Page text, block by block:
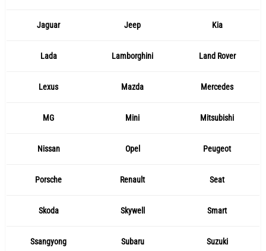
Jaguar Jeep Kia
Lada Lamborghini Land Rover
Lexus Mazda Mercedes
MG Mini Mitsubishi
Nissan Opel Peugeot
Porsche Renault Seat
Skoda Skywell Smart
Ssangyong Subaru Suzuki